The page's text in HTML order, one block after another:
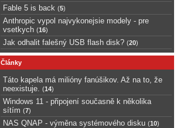
Fable 5 is back (5)
Anthropic vypol najvykonejsie modely - pre
vsetkych (16)
Jak odhalit falešný USB flash disk? (20)
Články
Táto kapela má milióny fanúšikov. Až na to, že
neexistuje.
(14)
Windows 11 - připojení současně k několika
sítím (7)
NAS QNAP - výměna systémového disku (10)